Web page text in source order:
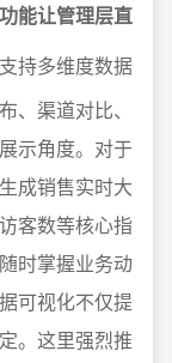
能让管理层直
持多维度数据
、渠道对比、
示角度。对于
成销售实时大
客数等核心指
时掌握业务动
可视化不仅提
。这里强烈推